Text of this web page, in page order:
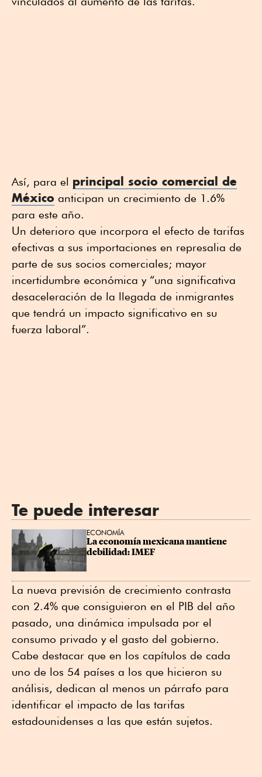
Así, para el principal socio comercial de
México anticipan un crecimiento de 1.6%
para este año.
Un deterioro que incorpora el efecto de tarifas
efectivas a sus importaciones en represalia de
parte de sus socios comerciales; mayor
incertidumbre económica y “una significativa
desaceleración de la llegada de inmigrantes
que tendrá un impacto significativo en su
fuerza laboral”.
Te puede interesar
ECONOMÍA
La economía mexicana mantiene
debilidad: IMEF
La nueva previsión de crecimiento contrasta
con 2.4% que consiguieron en el PIB del año
pasado, una dinámica impulsada por el
consumo privado y el gasto del gobierno.
Cabe destacar que en los capítulos de cada
uno de los 54 países a los que hicieron su
análisis, dedican al menos un párrafo para
identificar el impacto de las tarifas
estadounidenses a las que están sujetos.